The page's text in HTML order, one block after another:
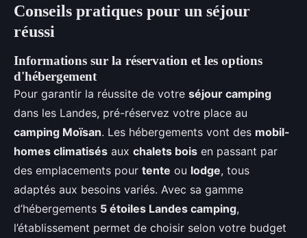
Conseils pratiques pour un séjour
réussi
Informations sur la réservation et les options
d'hébergement
Pour garantir la réussite de votre séjour camping
dans les Landes, pré-réservez votre place au
camping Moïsan. Les hébergements vont des mobil-
homes climatisés aux chalets bois en passant par
des emplacements pour tente ou lodge, tous
adaptés aux besoins variés. Avec sa gamme
d’hébergements 5 étoiles Landes camping,
l’établissement permet de choisir selon votre budget